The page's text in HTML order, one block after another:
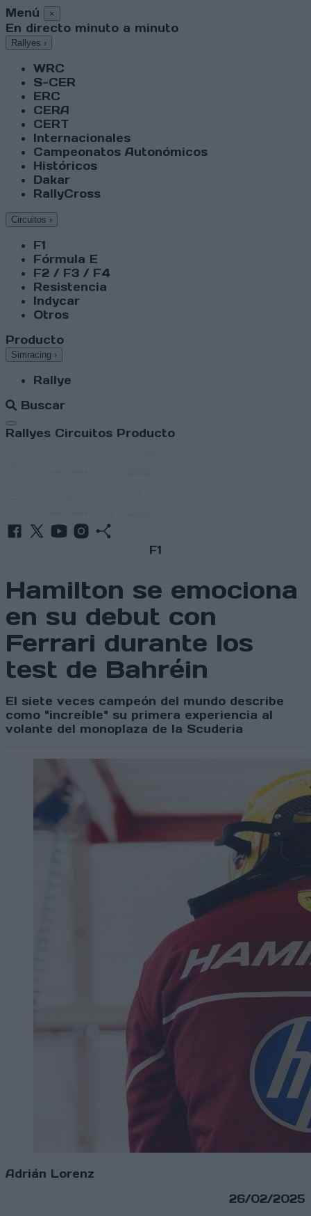
Menú ×
En directo minuto a minuto
Rallyes ›
WRC
S-CER
ERC
CERA
CERT
Internacionales
Campeonatos Autonómicos
Históricos
Dakar
RallyCross
Circuitos ›
F1
Fórmula E
F2 / F3 / F4
Resistencia
Indycar
Otros
Producto
Simracing ›
Rallye
Buscar
Abrir menú
Rallyes Circuitos Producto
F1
Hamilton se emociona
en su debut con
Ferrari durante los
test de Bahréin
El siete veces campeón del mundo describe
como "increíble" su primera experiencia al
volante del monoplaza de la Scuderia
Adrián Lorenz
26/02/2025